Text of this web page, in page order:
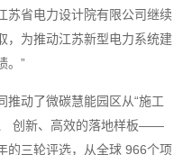
苏省电力设计院有限公司继续
，为推动江苏新型电力系统建
。”
推动了微碳慧能园区从“施工
、 创新、高效的落地样板——
的三轮评选，从全球 966个项